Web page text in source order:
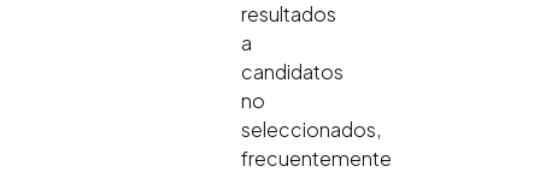
resultados
a
candidatos
no
seleccionados,
frecuentemente